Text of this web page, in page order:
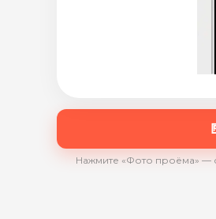
Нажмите «Фото проёма» —